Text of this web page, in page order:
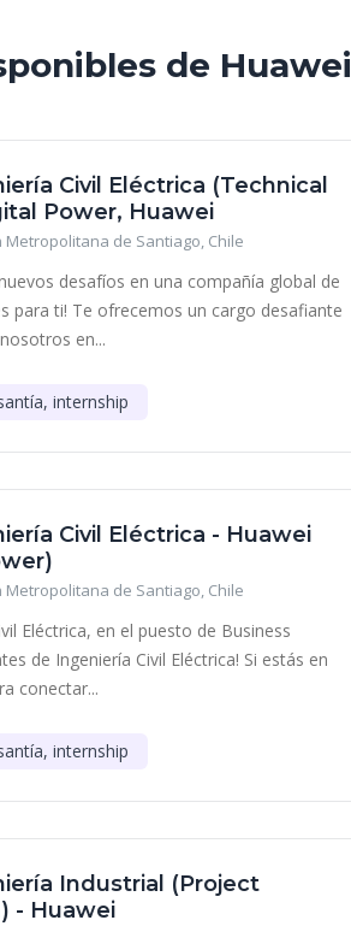
de Huawei
Civil Eléctrica (Technical
Power, Huawei
Metropolitana de Santiago, Chile
desafíos en una compañía global de
para ti! Te ofrecemos un cargo desafiante
en...
internship
Civil Eléctrica - Huawei
Metropolitana de Santiago, Chile
Eléctrica, en el puesto de Business
de Ingeniería Civil Eléctrica! Si estás en
conectar...
internship
Industrial (Project
- Huawei